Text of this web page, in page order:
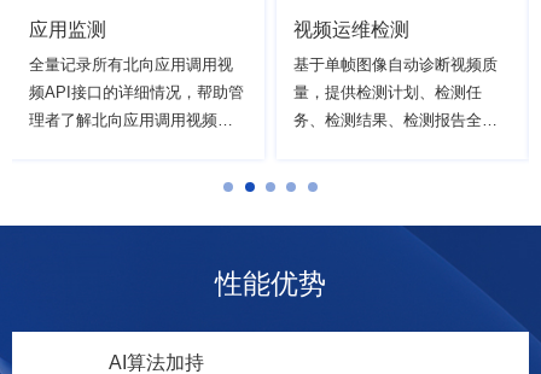
应用监测
全量记录所有北向应用调用视
频API接口的详细情况，帮助管
理者了解北向应用调用视频平
视频运维检测
基于单帧图像自动诊断视频质
量，提供检测计划、检测任
务、检测结果、检测报告全流
性能优势
AI算法加持